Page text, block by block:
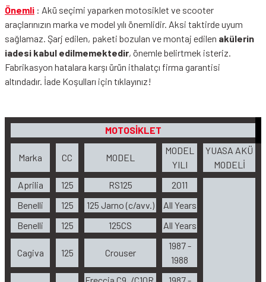
Önemli : Akü seçimi yaparken motosiklet ve scooter
araçlarınızın marka ve model yılı önemlidir. Aksi taktirde uyum
sağlamaz. Şarj edilen, paketi bozulan ve montaj edilen akülerin
iadesi kabul edilmemektedir, önemle belirtmek isteriz.
Fabrikasyon hatalara karşı ürün ithalatçı firma garantisi
altındadır. İade Koşulları için tıklayınız!
MOTOSİKLET
Marka CC MODEL
MODEL
YILI
YUASA AKÜ
MODELİ
Aprilia
125 RS125
2011
Benelli
125 125 Jarno (c/avv.)
All Years
Benelli
125 125CS All Years
Cagiva 125 Crouser
1987 -
1988